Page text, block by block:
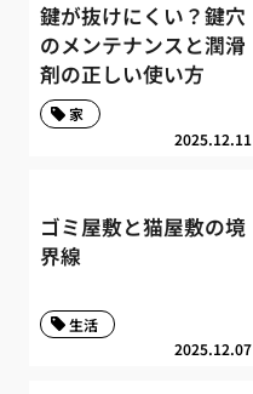
鍵が抜けにくい？鍵穴
のメンテナンスと潤滑
剤の正しい使い方
2025.12.11
家
ゴミ屋敷と猫屋敷の境
界線
2025.12.07
生活